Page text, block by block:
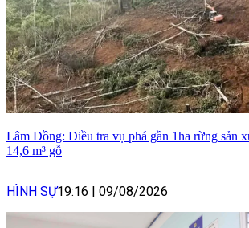
Lâm Đồng: Điều tra vụ phá gần 1ha rừng sản
14,6 m³ gỗ
HÌNH SỰ19:16 | 09/08/2026